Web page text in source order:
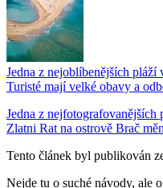
Jedna z nejoblíbenějších pláží
Turisté mají velké obavy a
Jedna z nejfotografovanějších
Zlatni Rat na ostrově Brač
Tento článek byl publikován
Nejde tu o suché návody, ale